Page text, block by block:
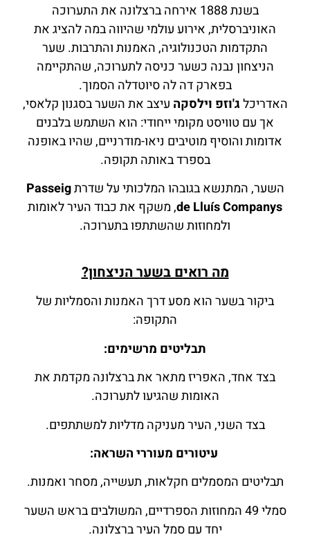
בשנת 1888 אירחה ברצלונה את התערוכה
האוניברסלית, אירוע עולמי שהיווה במה להציג את
התקדמות הטכנולוגיה, האמנות והתרבות. שער
הניצחון נבנה כשער כניסה לתערוכה, שהתקיימה
בפארק דה לה סיוטדלה הסמוך.
האדריכלג'וזפ וילסקה עיצב את השער בסגנון קלאסי,
אך עם טוויסט מקומי ייחודי: הוא השתמש בלבנים
אדומות והוסיף מוטיבים ניאו-מודרניים, שהיו באופנה
בספרד באותה תקופה.
השער, המתנשא בגובהו המלכותי על שדרתPasseig
de Lluís Companys, משקף את כבוד העיר לאומות
ולמחוזות שהשתתפו בתערוכה.
מה רואים בשער הניצחון?
ביקור בשער הוא מסע דרך האמנות והסמליות של
התקופה:
תבליטים מרשימים:
בצד אחד, האפריז מתאר את ברצלונה מקדמת את
האומות שהגיעו לתערוכה.
בצד השני, העיר מעניקה מדליות למשתתפים.
עיטורים מעוררי השראה:
תבליטים המסמלים חקלאות, תעשייה, מסחר ואמנות.
סמלי 49 המחוזות הספרדיים, המשולבים בראש השער
יחד עם סמל העיר ברצלונה.